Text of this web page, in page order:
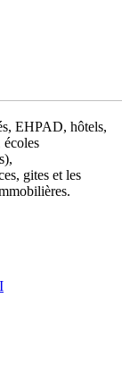
EHPAD, hôtels,
écoles
gites et les